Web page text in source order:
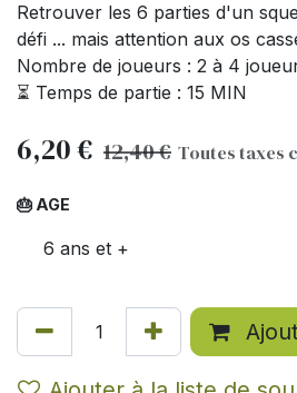
Retrouver les 6 parties d'un
défi ... mais attention aux os
Nombre de joueurs : 2 à 4
⏳ Temps de partie : 15 MIN
6,20€ 12,40€ Toutes taxes
🎂 AGE
6 ans et +